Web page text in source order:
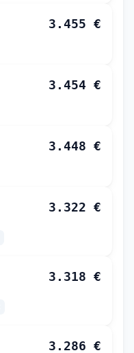
3.455 €
3.454 €
3.448 €
3.322 €
3.318 €
3.286 €